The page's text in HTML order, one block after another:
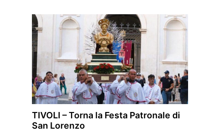
TIVOLI – Torna la Festa Patronale di
San Lorenzo